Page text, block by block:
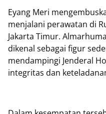
Eyang Meri
menjalani perawatan di
Jakarta Timur.
dikenal sebagai figur
mendampingi Jenderal
integritas dan